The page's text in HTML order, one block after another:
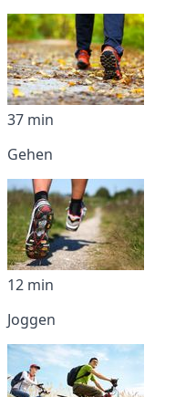
37 min
Gehen
12 min
Joggen